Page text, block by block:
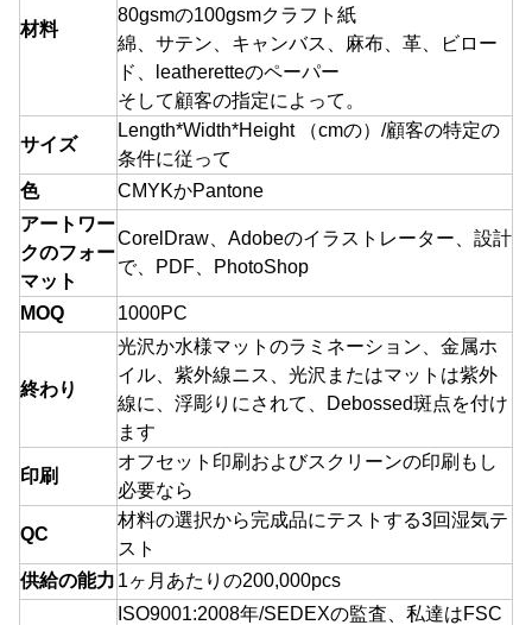
材料
80gsmの100gsmクラフト紙
綿、サテン、キャンバス、麻布、革、ビロー
ド、leatheretteのペーパー
そして顧客の指定によって。
サイズ
Length*Width*Height （cmの）/顧客の特定の
条件に従って
色
CMYKかPantone
アートワー
クのフォー
マット
CorelDraw、Adobeのイラストレーター、設計
で、PDF、PhotoShop
MOQ 1000PC
終わり
光沢か水様マットのラミネーション、金属ホ
イル、紫外線ニス、光沢またはマットは紫外
線に、浮彫りにされて、Debossed斑点を付け
ます
印刷
オフセット印刷およびスクリーンの印刷もし
必要なら
QC
材料の選択から完成品にテストする3回湿気テ
スト
供給の能力 1ヶ月あたりの200,000pcs
ISO9001:2008年/SEDEXの監査、私達はFSC